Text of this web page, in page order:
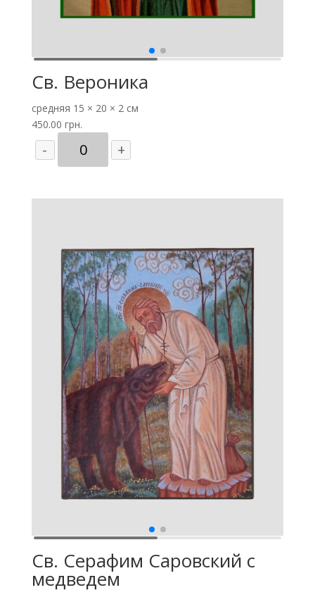
Св. Вероника
средняя 15 × 20 × 2 см
450.00 грн.
-
Количество
товара
+
Св. Серафим Саровский с
медведем